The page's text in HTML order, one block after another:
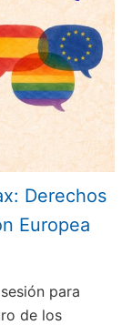
Derechos
Europea
para
de los